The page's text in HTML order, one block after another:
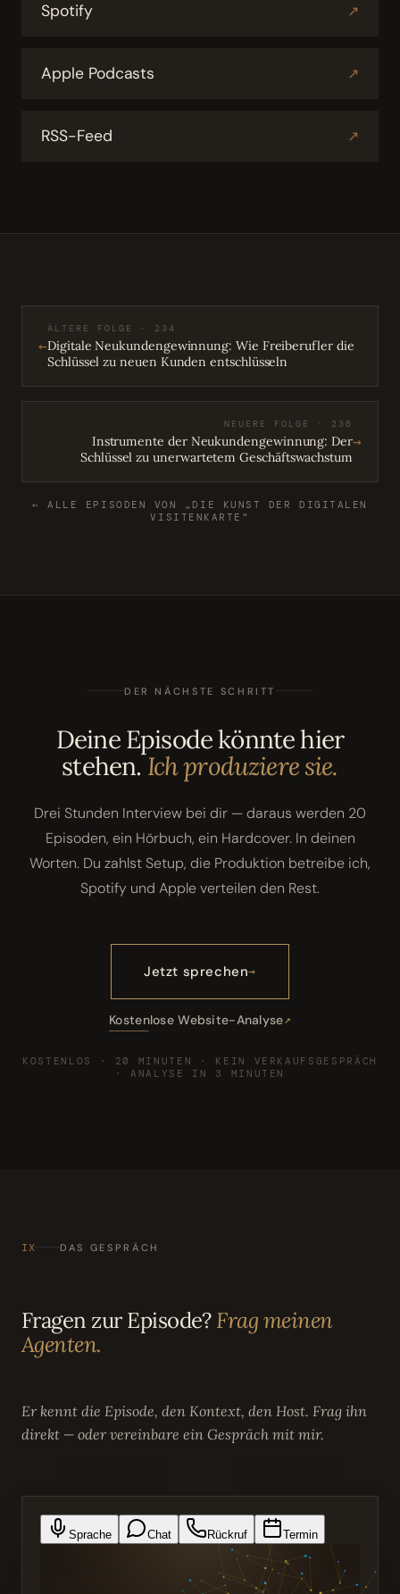
Spotify ↗
Apple Podcasts ↗
RSS-Feed ↗
←
ÄLTERE FOLGE · 234
Digitale Neukundengewinnung: Wie Freiberufler die
Schlüssel zu neuen Kunden entschlüsseln
NEUERE FOLGE · 236
Instrumente der Neukundengewinnung: Der
Schlüssel zu unerwartetem Geschäftswachstum
→
← ALLE EPISODEN VON „DIE KUNST DER DIGITALEN
VISITENKARTE"
DER NÄCHSTE SCHRITT
Deine Episode könnte hier
stehen.Ich produziere sie.
Drei Stunden Interview bei dir — daraus werden 20
Episoden, ein Hörbuch, ein Hardcover. In deinen
Worten. Du zahlst Setup, die Produktion betreibe ich,
Spotify und Apple verteilen den Rest.
Jetzt sprechen
Kostenlose Website-Analyse
KOSTENLOS · 20 MINUTEN · KEIN VERKAUFSGESPRÄCH
· ANALYSE IN 3 MINUTEN
IX DAS GESPRÄCH
Fragen zur Episode?Frag meinen
Agenten.
Er kennt die Episode, den Kontext, den Host. Frag ihn
direkt — oder vereinbare ein Gespräch mit mir.
Sprache Chat Rückruf Termin